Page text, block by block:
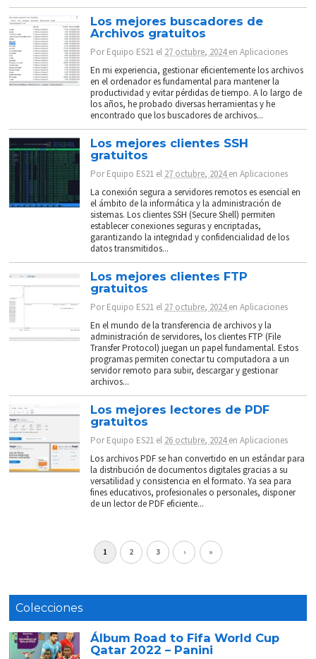
Los mejores buscadores de
Archivos gratuitos
PorEquipo ES21 el 27 octubre, 2024enAplicaciones
En mi experiencia, gestionar eficientemente los archivos
en el ordenador es fundamental para mantener la
productividad y evitar pérdidas de tiempo. A lo largo de
los años, he probado diversas herramientas y he
encontrado que los buscadores de archivos...
Los mejores clientes SSH
gratuitos
PorEquipo ES21 el 27 octubre, 2024enAplicaciones
La conexión segura a servidores remotos es esencial en
el ámbito de la informática y la administración de
sistemas. Los clientes SSH (Secure Shell) permiten
establecer conexiones seguras y encriptadas,
garantizando la integridad y confidencialidad de los
datos transmitidos...
Los mejores clientes FTP
gratuitos
PorEquipo ES21 el 27 octubre, 2024enAplicaciones
En el mundo de la transferencia de archivos y la
administración de servidores, los clientes FTP (File
Transfer Protocol) juegan un papel fundamental. Estos
programas permiten conectar tu computadora a un
servidor remoto para subir, descargar y gestionar
archivos...
Los mejores lectores de PDF
gratuitos
PorEquipo ES21 el 26 octubre, 2024enAplicaciones
Los archivos PDF se han convertido en un estándar para
la distribución de documentos digitales gracias a su
versatilidad y consistencia en el formato. Ya sea para
fines educativos, profesionales o personales, disponer
de un lector de PDF eficiente...
1 2 3 › »
Colecciones
Álbum Road to Fifa World Cup
Qatar 2022 – Panini